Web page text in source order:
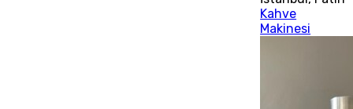
Kahve
Makinesi